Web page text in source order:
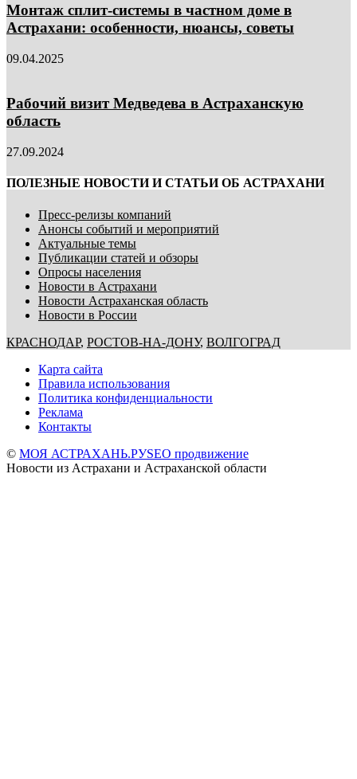
Монтаж сплит-системы в частном доме в
Астрахани: особенности, нюансы, советы
09.04.2025
Рабочий визит Медведева в Астраханскую
область
27.09.2024
ПОЛЕЗНЫЕ НОВОСТИ И СТАТЬИ ОБ АСТРАХАНИ
Пресс-релизы компаний
Анонсы событий и мероприятий
Актуальные темы
Публикации статей и обзоры
Опросы населения
Новости в Астрахани
Новости Астраханская область
Новости в России
КРАСНОДАР, РОСТОВ-НА-ДОНУ, ВОЛГОГРАД
Карта сайта
Правила использования
Политика конфиденциальности
Реклама
Контакты
© МОЯ АСТРАХАНЬ.РУSEO продвижение
Новости из Астрахани и Астраханской области